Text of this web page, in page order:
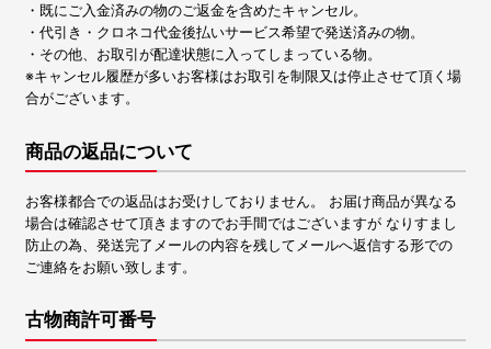
・既にご入金済みの物のご返金を含めたキャンセル。
・代引き・クロネコ代金後払いサービス希望で発送済みの物。
・その他、お取引が配達状態に入ってしまっている物。
※キャンセル履歴が多いお客様はお取引を制限又は停止させて頂く場
合がございます。
商品の返品について
お客様都合での返品はお受けしておりません。 お届け商品が異なる
場合は確認させて頂きますのでお手間ではございますが なりすまし
防止の為、発送完了メールの内容を残してメールへ返信する形での
ご連絡をお願い致します。
古物商許可番号